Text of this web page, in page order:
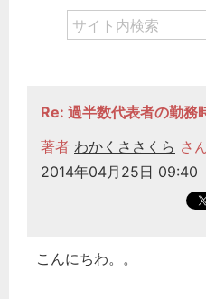
Re: 過半数代表者の勤務
著者 わかくささくら さ
2014年04月25日 09:40
こんにちわ。。